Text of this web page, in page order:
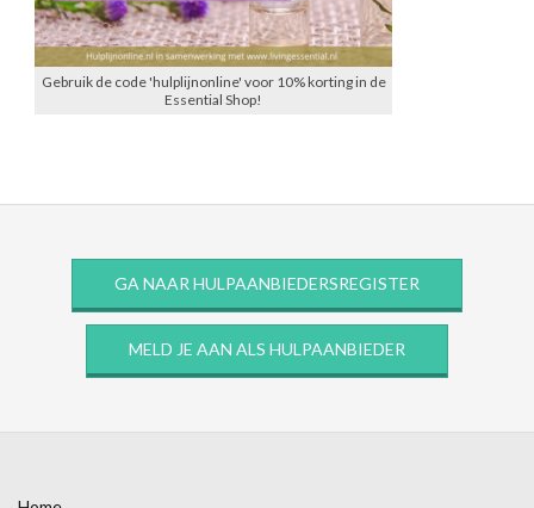
Gebruik de code 'hulplijnonline' voor 10% korting in de
Essential Shop!
GA NAAR HULPAANBIEDERSREGISTER
MELD JE AAN ALS HULPAANBIEDER